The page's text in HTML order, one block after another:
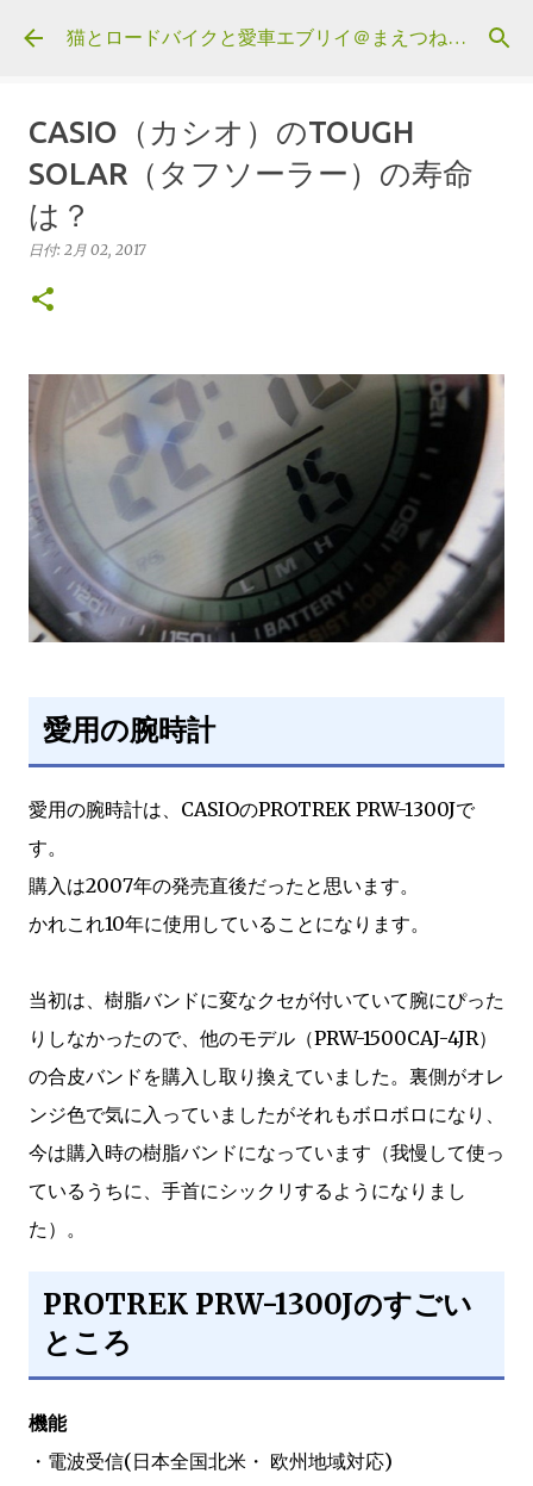
スキップしてメイン コンテンツに移動
CASIO（カシオ）のTOUGH
SOLAR（タフソーラー）の寿命
は？
日付: 2月 02, 2017
愛用の腕時計
愛用の腕時計は、CASIOのPROTREK PRW-1300Jで
す。
購入は2007年の発売直後だったと思います。
かれこれ10年に使用していることになります。
当初は、樹脂バンドに変なクセが付いていて腕にぴった
りしなかったので、他のモデル（PRW-1500CAJ-4JR）
の合皮バンドを購入し取り換えていました。裏側がオレ
ンジ色で気に入っていましたがそれもボロボロになり、
今は購入時の樹脂バンドになっています（我慢して使っ
ているうちに、手首にシックリするようになりまし
た）。
PROTREK PRW-1300Jのすごい
ところ
機能
・電波受信(日本全国北米・ 欧州地域対応)